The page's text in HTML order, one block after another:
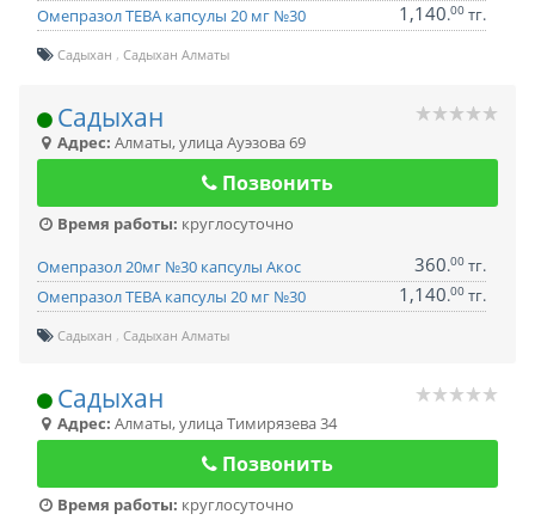
Омепразол ТЕВА капсулы 20 мг №30
1,140.00 тг.
Садыхан Садыхан Алматы
Садыхан
Адрес: Алматы,улица Ауэзова 69
Позвонить
Время работы: круглосуточно
Омепразол 20мг №30 капсулы Акос
360.00 тг.
Омепразол ТЕВА капсулы 20 мг №30
1,140.00 тг.
Садыхан Садыхан Алматы
Садыхан
Адрес: Алматы,улица Тимирязева 34
Позвонить
Время работы: круглосуточно